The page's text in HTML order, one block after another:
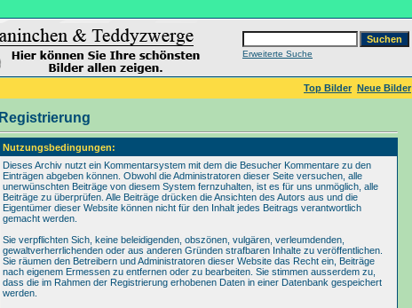
Erweiterte Suche
Top Bilder Neue Bilder
Registrierung
Nutzungsbedingungen:
Dieses Archiv nutzt ein Kommentarsystem mit dem die Besucher Kommentare zu den
Einträgen abgeben können. Obwohl die Administratoren dieser Seite versuchen, alle
unerwünschten Beiträge von diesem System fernzuhalten, ist es für uns unmöglich, alle
Beiträge zu überprüfen. Alle Beiträge drücken die Ansichten des Autors aus und die
Eigentümer dieser Website können nicht für den Inhalt jedes Beitrags verantwortlich
gemacht werden.
Sie verpflichten Sich, keine beleidigenden, obszönen, vulgären, verleumdenden,
gewaltverherrlichenden oder aus anderen Gründen strafbaren Inhalte zu veröffentlichen.
Sie räumen den Betreibern und Administratoren dieser Website das Recht ein, Beiträge
nach eigenem Ermessen zu entfernen oder zu bearbeiten. Sie stimmen ausserdem zu,
dass die im Rahmen der Registrierung erhobenen Daten in einer Datenbank gespeichert
werden.